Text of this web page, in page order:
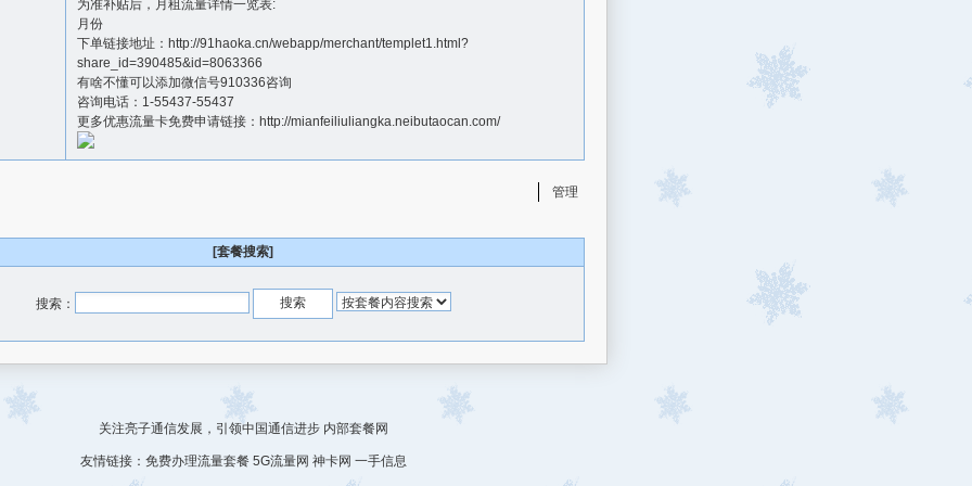
为准补贴后，月租流量详情一览表:
月份
下单链接地址： http://91haoka.cn/webapp/merchant/templet1.html?
share_id=390485&id=8063366
有啥不懂可以添加微信号910336咨询
咨询电话：1-55437-55437
更多优惠流量卡免费申请链接： http://mianfeiliuliangka.neibutaocan.com/
管理
[套餐搜索]
搜索：
关注亮子通信发展，引领中国通信进步 内部套餐网
友情链接： 免费办理流量套餐 5G流量网 神卡网 一手信息